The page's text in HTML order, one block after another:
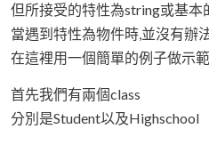
但所接受的特性為string或基本
當遇到特性為物件時,並沒有辦
在這裡用一個簡單的例子做示範
首先我們有兩個class
分別是Student以及Highschool